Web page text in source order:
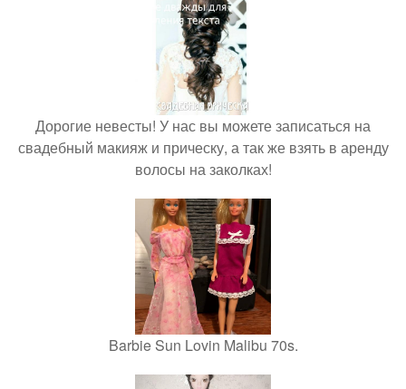
Дорогие невесты! У нас вы можете записаться на
свадебный макияж и прическу, а так же взять в аренду
волосы на заколках!
Barbie Sun Lovin Malibu 70s.